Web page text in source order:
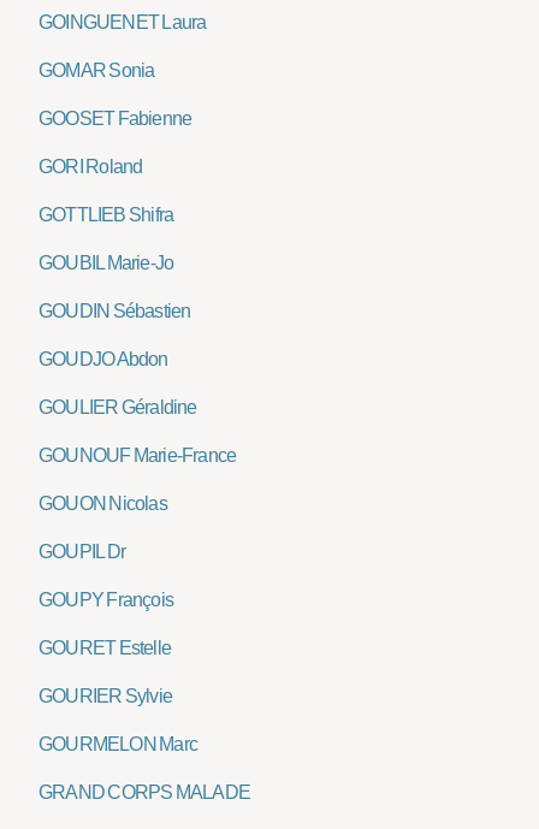
GOINGUENET Laura
GOMAR Sonia
GOOSET Fabienne
GORI Roland
GOTTLIEB Shifra
GOUBIL Marie-Jo
GOUDIN Sébastien
GOUDJO Abdon
GOULIER Géraldine
GOUNOUF Marie-France
GOUON Nicolas
GOUPIL Dr
GOUPY François
GOURET Estelle
GOURIER Sylvie
GOURMELON Marc
GRAND CORPS MALADE